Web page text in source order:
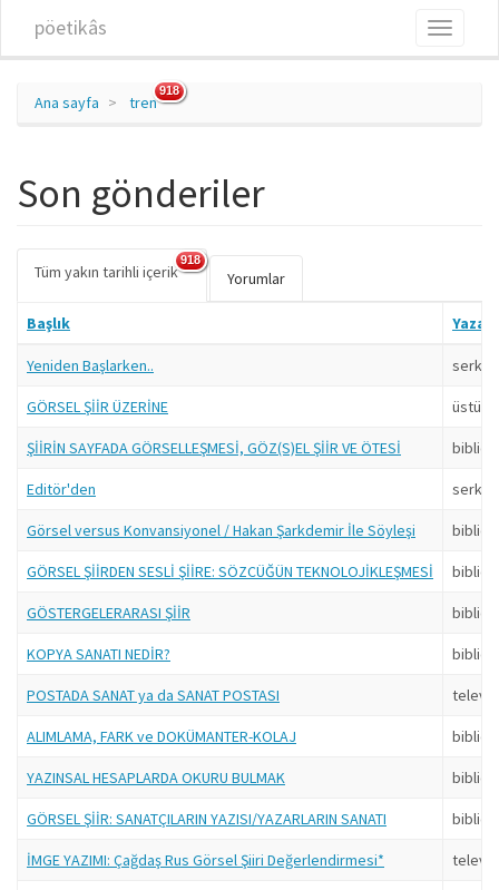
pöetikâs
Toggle
Ana sayfa tren
918
Son gönderiler
Birincil sekmeler
Tüm yakın tarihli içerik(etkin
918
Yorumlar
Başlık Yazar
Yeniden Başlarken..
GÖRSEL ŞİİR ÜZERİNE
ŞİİRİN SAYFADA GÖRSELLEŞMESİ, GÖZ(S)EL ŞİİR VE ÖTESİ
Editör'den
Görsel versus Konvansiyonel / Hakan Şarkdemir İle Söyleşi
GÖRSEL ŞİİRDEN SESLİ ŞİİRE: SÖZCÜĞÜN TEKNOLOJİKLEŞMESİ
GÖSTERGELERARASI ŞİİR
KOPYA SANATI NEDİR?
POSTADA SANAT ya da SANAT POSTASI
ALIMLAMA, FARK ve DOKÜMANTER-KOLAJ
YAZINSAL HESAPLARDA OKURU BULMAK
GÖRSEL ŞİİR: SANATÇILARIN YAZISI/YAZARLARIN SANATI
İMGE YAZIMI: Çağdaş Rus Görsel Şiiri Değerlendirmesi*